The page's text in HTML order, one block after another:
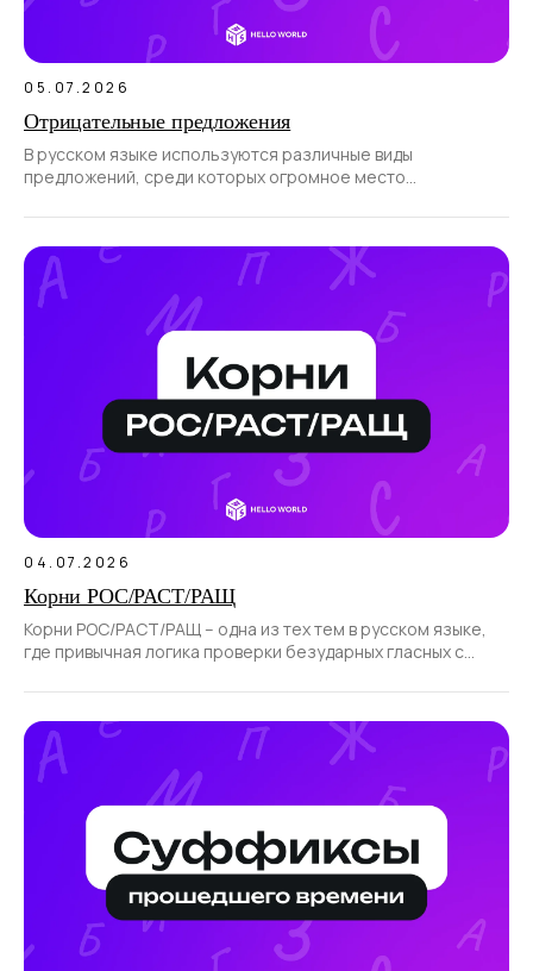
05.07.2026
Отрицательные предложения
В русском языке используются различные виды
предложений, среди которых огромное место
04.07.2026
Корни РОС/РАСТ/РАЩ
Корни РОС/РАСТ/РАЩ – одна из тех тем в русском языке,
где привычная логика проверки безударных гласных с